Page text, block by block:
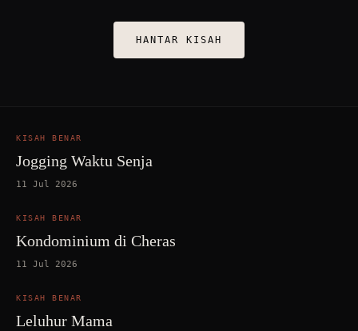
HANTAR KISAH
KISAH BENAR
Jogging Waktu Senja
11 Jul 2026
KISAH BENAR
Kondominium di Cheras
11 Jul 2026
KISAH BENAR
Leluhur Mama